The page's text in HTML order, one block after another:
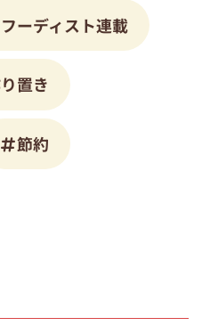
フーディスト連載
置き
節約